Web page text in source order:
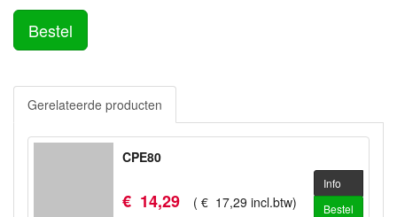
Bestel
Gerelateerde producten
CPE80
€ 14,29 ( € 17,29 incl.btw)
Info
Bestel